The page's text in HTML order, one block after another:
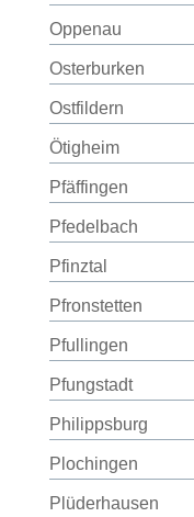
Oppenau
Osterburken
Ostfildern
Ötigheim
Pfäffingen
Pfedelbach
Pfinztal
Pfronstetten
Pfullingen
Pfungstadt
Philippsburg
Plochingen
Plüderhausen